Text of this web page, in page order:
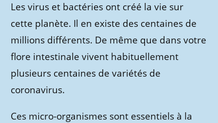
Les virus et bactéries ont créé la vie sur
cette planète. Il en existe des centaines de
millions différents. De même que dans votre
flore intestinale vivent habituellement
plusieurs centaines de variétés de
coronavirus.
Ces micro-organismes sont essentiels à la